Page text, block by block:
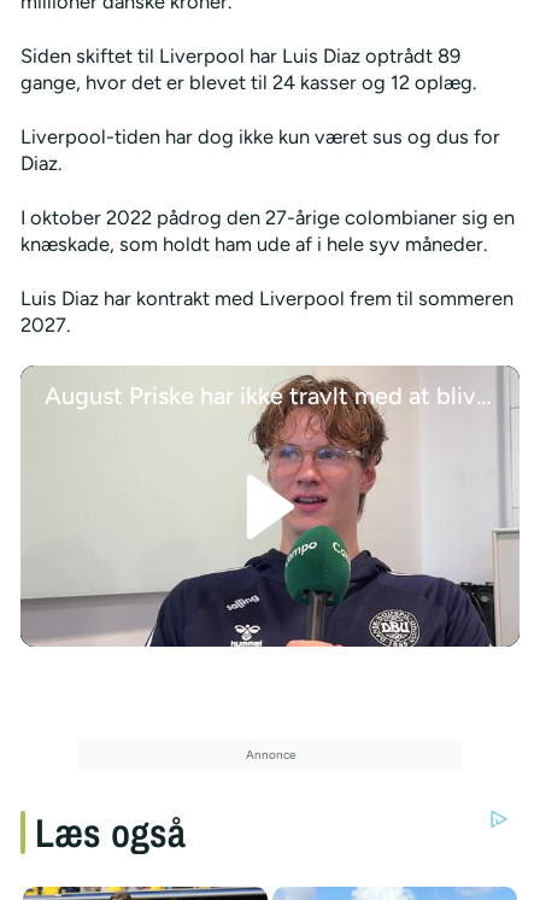
Siden skiftet til Liverpool har Luis Diaz optrådt 89
gange, hvor det er blevet til 24 kasser og 12 oplæg.
Liverpool-tiden har dog ikke kun været sus og dus for
Diaz.
I oktober 2022 pådrog den 27-årige colombianer sig en
knæskade, som holdt ham ude af i hele syv måneder.
Luis Diaz har kontrakt med Liverpool frem til sommeren
2027.
August Priske har ikke travlt med at blive solgt: Jeg er glad i Djurgården